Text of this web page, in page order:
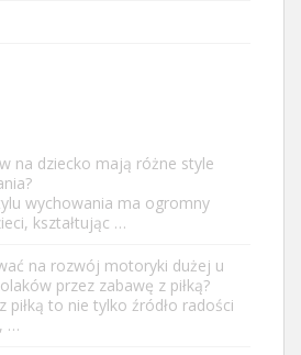
na dziecko mają różne style
wychowania ma ogromny
kształtując …
na rozwój motoryki dużej u
przez zabawę z piłką?
piłką to nie tylko źródło radości
…